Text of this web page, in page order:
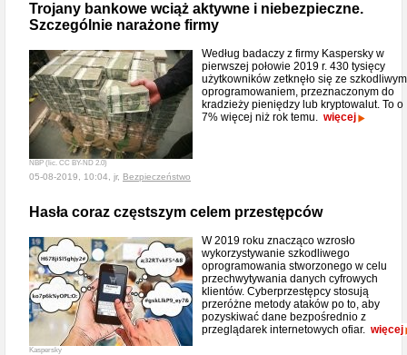
Trojany bankowe wciąż aktywne i niebezpieczne.
Szczególnie narażone firmy
NBP (lic. CC BY-ND 2.0)
Według badaczy z firmy Kaspersky w
pierwszej połowie 2019 r. 430 tysięcy
użytkowników zetknęło się ze szkodliwym
oprogramowaniem, przeznaczonym do
kradzieży pieniędzy lub kryptowalut. To o
7% więcej niż rok temu. więcej
05-08-2019, 10:04, jr, Bezpieczeństwo
Hasła coraz częstszym celem przestępców
Kaspersky
W 2019 roku znacząco wzrosło
wykorzystywanie szkodliwego
oprogramowania stworzonego w celu
przechwytywania danych cyfrowych
klientów. Cyberprzestępcy stosują
przeróżne metody ataków po to, aby
pozyskiwać dane bezpośrednio z
przeglądarek internetowych ofiar. więcej